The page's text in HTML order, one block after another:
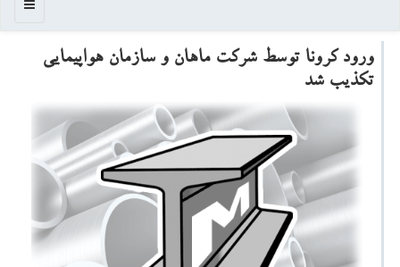
منو
ورود كرونا توسط شركت ماهان و سازمان هواپیمایی
تكذیب شد